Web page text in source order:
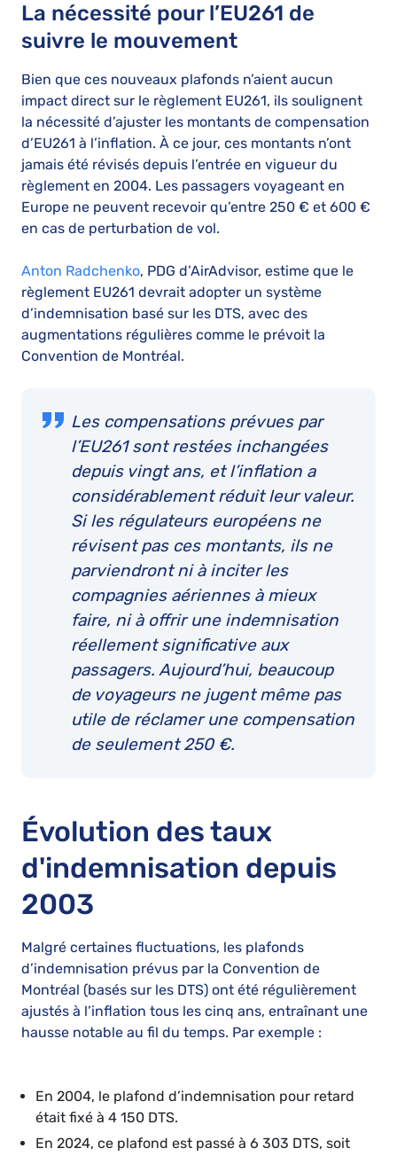
La nécessité pour l’EU261 de
suivre le mouvement
Bien que ces nouveaux plafonds n’aient aucun
impact direct sur le règlement EU261, ils soulignent
la nécessité d’ajuster les montants de compensation
d’EU261 à l’inflation. À ce jour, ces montants n’ont
jamais été révisés depuis l’entrée en vigueur du
règlement en 2004. Les passagers voyageant en
Europe ne peuvent recevoir qu’entre 250 € et 600 €
en cas de perturbation de vol.
Anton Radchenko, PDG d’AirAdvisor, estime que le
règlement EU261 devrait adopter un système
d’indemnisation basé sur les DTS, avec des
augmentations régulières comme le prévoit la
Convention de Montréal.
Les compensations prévues par
l’EU261 sont restées inchangées
depuis vingt ans, et l’inflation a
considérablement réduit leur valeur.
Si les régulateurs européens ne
révisent pas ces montants, ils ne
parviendront ni à inciter les
compagnies aériennes à mieux
faire, ni à offrir une indemnisation
réellement significative aux
passagers. Aujourd’hui, beaucoup
de voyageurs ne jugent même pas
utile de réclamer une compensation
de seulement 250 €.
Évolution des taux
d'indemnisation depuis
2003
Malgré certaines fluctuations, les plafonds
d’indemnisation prévus par la Convention de
Montréal (basés sur les DTS) ont été régulièrement
ajustés à l’inflation tous les cinq ans, entraînant une
hausse notable au fil du temps. Par exemple :
En 2004, le plafond d’indemnisation pour retard
était fixé à 4 150 DTS.
En 2024, ce plafond est passé à 6 303 DTS, soit